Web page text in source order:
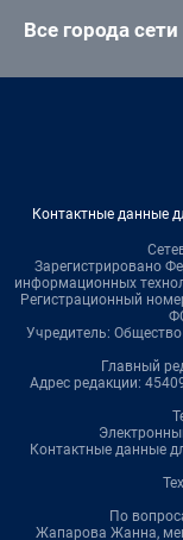
Все города сети
Контактные данные
Зарегистрировано
информационных
Регистрационный
Учредитель:
Главный
Адрес редакции:
Контактные данные
По
Жапарова Жанна,